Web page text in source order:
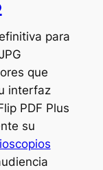
para
que
interfaz
PDF Plus
su